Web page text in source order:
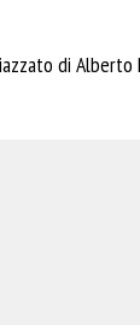
di Alberto